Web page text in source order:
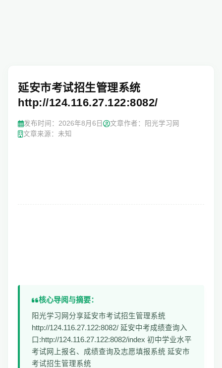
延安市考试招生管理系统
http://124.116.27.122:8082/
发布时间： 2026年8月6日
文章作者：阳光学习网
文章来源：未知
核心导阅与摘要：
阳光学习网分享延安市考试招生管理系统
http://124.116.27.122:8082/ 延安中考成绩查询入
口:http://124.116.27.122:8082/index 初中学业水平
考试网上报名、成绩查询及志愿填报系统 延安市
考试招生管理系统